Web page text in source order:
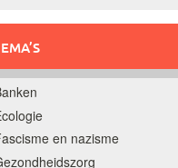
en nazisme